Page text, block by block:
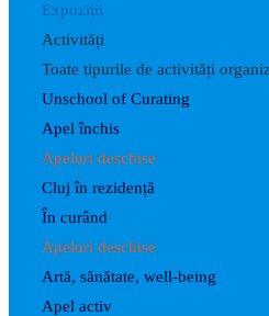
Expoziții
Activități
Toate tipurile de activități
Unschool of Curating
Apel închis
Apeluri deschise
Cluj în rezidență
În curând
Apeluri deschise
Artă, sănătate, well-being
Apel activ